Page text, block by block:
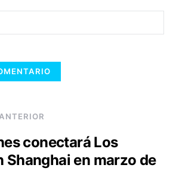
conectará Los
Shanghai en marzo de